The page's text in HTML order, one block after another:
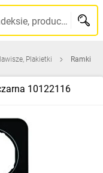
Szukaj po nazwie, indeksie, producencie, kodzie kreskowym...
Plakietki Ramki
10122116